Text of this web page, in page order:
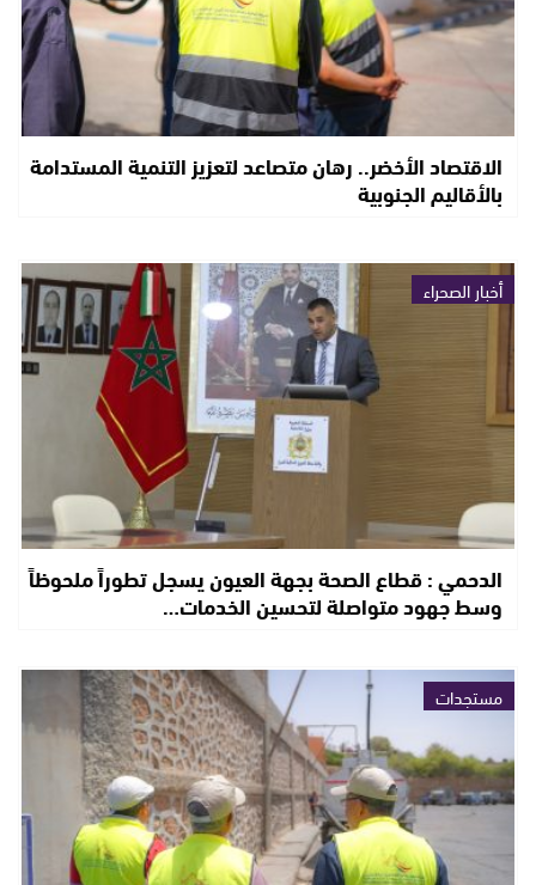
الاقتصاد الأخضر.. رهان متصاعد لتعزيز التنمية المستدامة
بالأقاليم الجنوبية
أخبار الصحراء
الدحمي : قطاع الصحة بجهة العيون يسجل تطوراً ملحوظاً
وسط جهود متواصلة لتحسين الخدمات…
مستجدات